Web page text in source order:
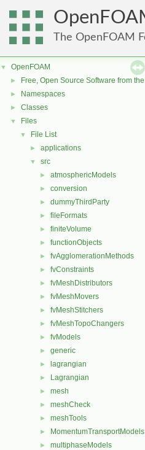
The OpenFOAM
▼ OpenFOAM
► Free, Open Source Software from
► Namespaces
► Classes
▼ Files
▼ File List
► applications
▼ src
► atmosphericModels
► conversion
► dummyThirdParty
► fileFormats
► finiteVolume
► functionObjects
► fvAgglomerationMethods
► fvConstraints
► fvMeshDistributors
► fvMeshMovers
► fvMeshStitchers
► fvMeshTopoChangers
► fvModels
► generic
► lagrangian
► Lagrangian
► mesh
► meshCheck
► meshTools
► MomentumTransportModels
► multiphaseModels